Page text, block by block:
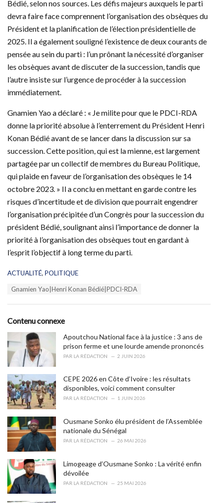
Bédié, selon nos sources. Les défis majeurs auxquels le parti
devra faire face comprennent l’organisation des obsèques du
Président et la planification de l’élection présidentielle de
2025. Il a également souligné l’existence de deux courants de
pensée au sein du parti : l’un prônant la nécessité d’organiser
les obsèques avant de discuter de la succession, tandis que
l’autre insiste sur l’urgence de procéder à la succession
immédiatement.
Gnamien Yao a déclaré : « Je milite pour que le PDCI-RDA
donne la priorité absolue à l’enterrement du Président Henri
Konan Bédié avant de se lancer dans la discussion sur sa
succession. Cette position, qui est la mienne, est largement
partagée par un collectif de membres du Bureau Politique,
qui plaide en faveur de l’organisation des obsèques le 14
octobre 2023. » Il a conclu en mettant en garde contre les
risques d’incertitude et de division que pourrait engendrer
l’organisation précipitée d’un Congrès pour la succession du
président Bédié, soulignant ainsi l’importance de donner la
priorité à l’organisation des obsèques tout en gardant à
l’esprit l’objectif à long terme du parti.
C
o
r
i
e
s
:
ACTUALITÉ, POLITIQUE
:
Gnamien Yao|Henri Konan Bédié|PDCI-RDA
Contenu connexe
Apoutchou National face à la justice : 3 ans de
prison ferme et une lourde amende prononcés
PAR LA RÉDACTION 2 JUIN 2026
CEPE 2026 en Côte d’Ivoire : les résultats
disponibles, voici comment consulter
PAR LA RÉDACTION 1 JUIN 2026
Ousmane Sonko élu président de l’Assemblée
nationale du Sénégal
PAR LA RÉDACTION 26 MAI 2026
Limogeage d’Ousmane Sonko : La vérité enfin
dévoilée
PAR LA RÉDACTION 25 MAI 2026